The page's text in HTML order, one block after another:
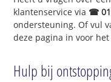
klantenservice via ☎
ondersteuning. Of vul
deze pagina in voor
Hulp bij